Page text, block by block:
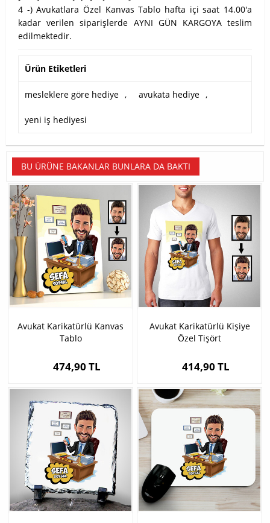
4 -) Avukatlara Özel Kanvas Tablo hafta içi saat 14.00'a
kadar verilen siparişlerde AYNI GÜN KARGOYA teslim
edilmektedir.
Ürün Etiketleri
mesleklere göre hediye , avukata hediye ,
yeni iş hediyesi
BU ÜRÜNE BAKANLAR BUNLARA DA BAKTI
Avukat Karikatürlü Kanvas
Tablo
474,90 TL
Avukat Karikatürlü Kişiye
Özel Tişört
414,90 TL